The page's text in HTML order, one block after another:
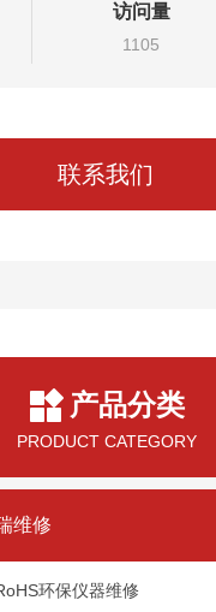
访问量
1105
联系我们
产品分类
PRODUCT CATEGORY
维修
环保仪器维修